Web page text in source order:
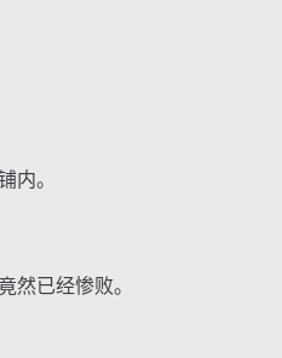
内。
已经惨败。